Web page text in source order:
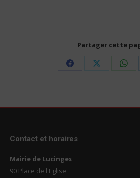
Partager cette
Share
Share
Share
Contact et horaires
Mairie de Lucinges
90 Place de l'Eglise